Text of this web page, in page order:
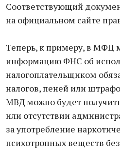
Соответствующий
на официальном сайте
Теперь, к примеру, в МФЦ
информацию ФНС об
налогоплательщиком
налогов, пеней или
МВД можно будет
или отсутствии
за употребление
психотропных веществ